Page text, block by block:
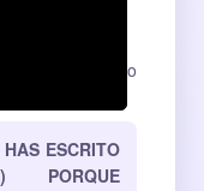
no
ESCRITO
PORQUE